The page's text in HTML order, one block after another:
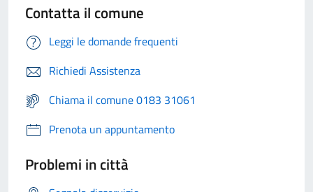
Contatta il comune
Leggi le domande frequenti
Richiedi Assistenza
Chiama il comune 0183 31061
Prenota un appuntamento
Problemi in città